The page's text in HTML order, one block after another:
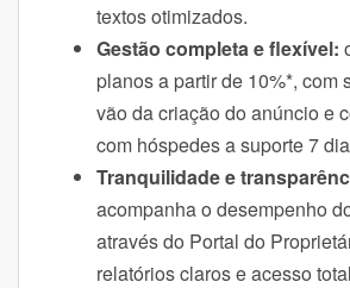
textos otimizados.
Gestão completa e flexível:
planos a partir de 10%*, com
vão da criação do anúncio e
com hóspedes a suporte 7
Tranquilidade e
acompanha o desempenho
através do Portal do
relatórios claros e acesso